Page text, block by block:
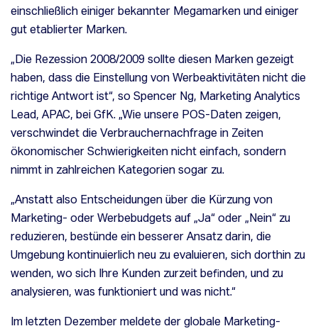
einschließlich einiger bekannter Megamarken und einiger
gut etablierter Marken.
„Die Rezession 2008/2009 sollte diesen Marken gezeigt
haben, dass die Einstellung von Werbeaktivitäten nicht die
richtige Antwort ist“, so Spencer Ng, Marketing Analytics
Lead, APAC, bei GfK. „Wie unsere POS-Daten zeigen,
verschwindet die Verbrauchernachfrage in Zeiten
ökonomischer Schwierigkeiten nicht einfach, sondern
nimmt in zahlreichen Kategorien sogar zu.
„Anstatt also Entscheidungen über die Kürzung von
Marketing- oder Werbebudgets auf „Ja“ oder „Nein“ zu
reduzieren, bestünde ein besserer Ansatz darin, die
Umgebung kontinuierlich neu zu evaluieren, sich dorthin zu
wenden, wo sich Ihre Kunden zurzeit befinden, und zu
analysieren, was funktioniert und was nicht.“
Im letzten Dezember meldete der globale Marketing-